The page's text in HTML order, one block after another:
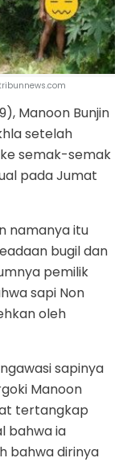
Manoon Bunjin
setelah
semak-semak
pada Jumat
namanya itu
bugil dan
pemilik
sapi Non
oleh
sapinya
Manoon
tertangkap
bahwa ia
bahwa dirinya